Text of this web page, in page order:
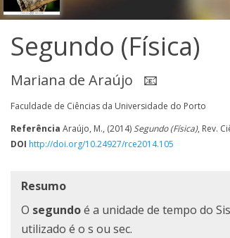
Segundo (Física)
Mariana de Araújo 📧
Faculdade de Ciências da Universidade do Porto
Referência Araújo, M., (2014)Segundo (Física), Rev.
DOI http://doi.org/10.24927/rce2014.105
Resumo
O segundoé a unidade de tempo do
utilizado é o s ou sec.